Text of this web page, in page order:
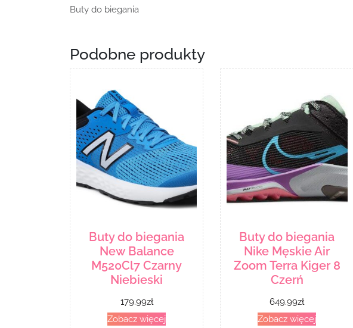
Buty do biegania
Podobne produkty
Buty do biegania
New Balance
M520Cl7 Czarny
Niebieski
179.99zł
Zobacz więcej
Buty do biegania
Nike Męskie Air
Zoom Terra Kiger 8
Czerń
649.99zł
Zobacz więcej